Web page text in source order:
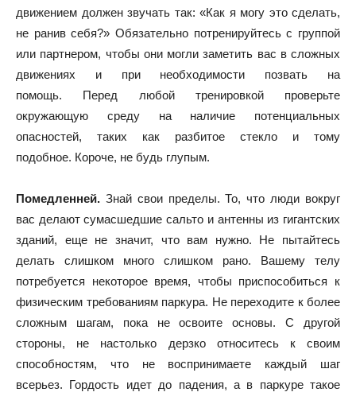
движением должен звучать так: «Как я могу это сделать,
не ранив себя?» Обязательно потренируйтесь с группой
или партнером, чтобы они могли заметить вас в сложных
движениях и при необходимости позвать на
помощь. Перед любой тренировкой проверьте
окружающую среду на наличие потенциальных
опасностей, таких как разбитое стекло и тому
подобное. Короче, не будь глупым.
Помедленней. Знай свои пределы. То, что люди вокруг
вас делают сумасшедшие сальто и антенны из гигантских
зданий, еще не значит, что вам нужно. Не пытайтесь
делать слишком много слишком рано. Вашему телу
потребуется некоторое время, чтобы приспособиться к
физическим требованиям паркура. Не переходите к более
сложным шагам, пока не освоите основы. С другой
стороны, не настолько дерзко относитесь к своим
способностям, что не воспринимаете каждый шаг
всерьез. Гордость идет до падения, а в паркуре такое